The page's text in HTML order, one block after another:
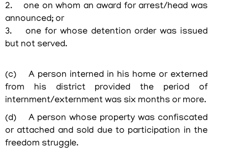
2. one on whom an award for arrest/head was
announced; or
3. one for whose detention order was issued
but not served.
(c) A person interned in his home or externed
from his district provided the period of
internment/externment was six months or more.
(d) A person whose property was confiscated
or attached and sold due to participation in the
freedom struggle.